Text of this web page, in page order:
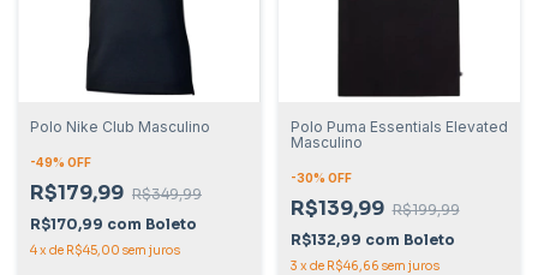
Polo Nike Club Masculino
-49% OFF
R$179,99 R$349,99
R$170,99 com Boleto
4x de R$45,00 sem juros
Polo Puma Essentials Elevated
Masculino
-30% OFF
R$139,99 R$199,99
R$132,99 com Boleto
3 x de R$46,66 sem juros